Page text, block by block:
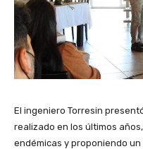
El ingeniero Torresin
realizado en los últimos
endémicas y proponiendo